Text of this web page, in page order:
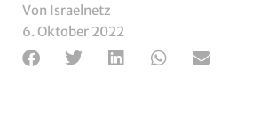
Von Israelnetz
6. Oktober 2022